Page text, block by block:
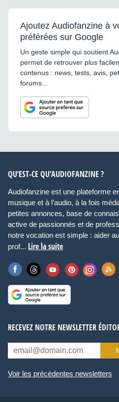
Ajoutez Audiofanzine à
préférées sur Google
Un geste simple qui soutient
permet de retrouver plus
contenus : news, tests, avis,
forums...
QU’EST-CE QU’AUDIOFANZINE ?
Audiofanzine est une plateforme
musique et à l’audio, à la fois
petites annonces, base de
active de passionnés et de
notre vocation est simple : aider
prof... Lire la suite
RECEVEZ NOTRE NEWSLETTER
Voir les précédentes newsletters